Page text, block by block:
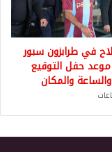
في طرابزون سبور
حفل التوقيع
والمكان